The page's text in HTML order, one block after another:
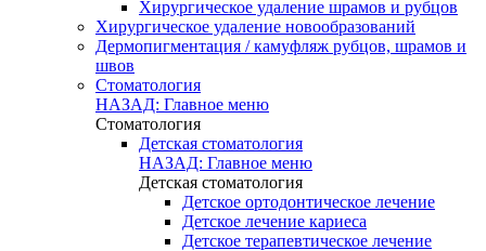
Хирургическое удаление шрамов и рубцов
Хирургическое удаление новообразований
Дермопигментация / камуфляж рубцов, шрамов и
швов
Стоматология
НАЗАД: Главное меню
Стоматология
Детская стоматология
НАЗАД: Главное меню
Детская стоматология
Детское ортодонтическое лечение
Детское лечение кариеса
Детское терапевтическое лечение